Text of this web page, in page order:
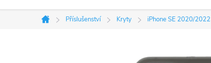
Domů
Příslušenství Kryty iPhone SE 2020/2022